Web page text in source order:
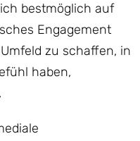
bestmöglich auf
Engagement
zu schaffen, in
haben,